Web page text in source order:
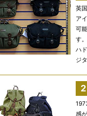
英
ア
可
す
ハ
ジ
感